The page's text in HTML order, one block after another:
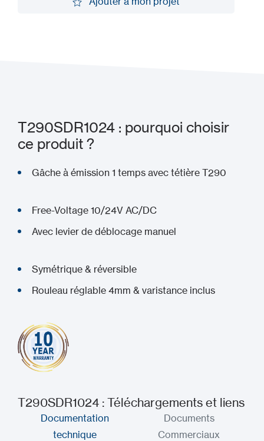
T290SDR1024 : pourquoi choisir
ce produit ?
Gâche à émission 1 temps avec tétière T290
Free-Voltage 10/24V AC/DC
Avec levier de déblocage manuel
Symétrique & réversible
Rouleau réglable 4mm & varistance inclus
T290SDR1024 : Téléchargements et liens
Documentation
technique
Documents
Commerciaux